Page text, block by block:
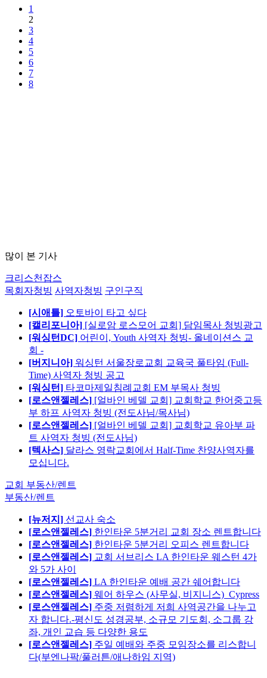
1
2
3
4
5
6
7
8
많이 본 기사
크리스천잡스
목회자청빙 사역자청빙 구인구직
[시애틀] 오토바이 타고 싶다
[캘리포니아] [실로암 로스모어 교회] 담임목사 청빙광고
[워싱턴DC] 어린이, Youth 사역자 청빙- 올네이션스 교
회 -
[버지니아] 워싱턴 서울장로교회 교육국 풀타임 (Full-
Time) 사역자 청빙 공고
[워싱턴] 타코마제일침례교회 EM 부목사 청빙
[로스앤젤레스] [얼바인 베델 교회] 교회학교 한어중고등
부 하프 사역자 청빙 (전도사님/목사님)
[로스앤젤레스] [얼바인 베델 교회] 교회학교 유아부 파
트 사역자 청빙 (전도사님)
[텍사스] 달라스 영락교회에서 Half-Time 찬양사역자를
모십니다.
교회 부동산/렌트
부동산/렌트
[뉴저지] 선교사 숙소
[로스앤젤레스] 한인타운 5분거리 교회 장소 렌트합니다
[로스앤젤레스] 한인타운 5분거리 오피스 렌트합니다
[로스앤젤레스] 교회 서브리스 LA 한인타운 웨스턴 4가
와 5가 사이
[로스앤젤레스] LA 한인타운 예배 공간 쉐어합니다
[로스앤젤레스] 웨어 하우스 (사무실, 비지니스)_Cypress
[로스앤젤레스] 주중 저렴하게 저희 사역공간을 나누고
자 합니다.-평신도 성경공부, 소규모 기도회, 소그룹 강
좌, 개인 교습 등 다양한 용도
[로스앤젤레스] 주일 예배와 주중 모임장소를 리스합니
다(부엔나팍/풀러튼/애나하임 지역)